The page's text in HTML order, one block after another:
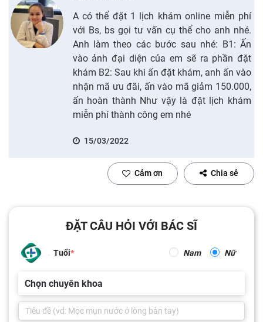
A có thể đặt 1 lịch khám online miễn phí
với Bs, bs gọi tư vấn cụ thể cho anh nhé.
Anh làm theo các bước sau nhé: B1: Ấn
vào ảnh đại diện của em sẽ ra phần đặt
khám B2: Sau khi ấn đặt khám, anh ấn vào
nhận mã ưu đãi, ấn vào mã giảm 150.000,
ấn hoàn thành Như vậy là đặt lịch khám
miễn phí thành công em nhé
15/03/2022
Cảm ơn Chia sẻ
ĐẶT CÂU HỎI VỚI BÁC SĨ
Tuổi Nam Nữ
Chọn chuyên khoa